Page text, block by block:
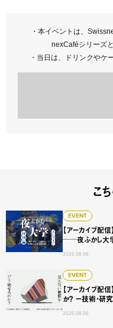
・本イベントは、
nexCaféシリーズ
・当日は、ドリンクやケ
こ
EVENT
【アーカイブ配
──夜ふかし大
2026.08.06
【アーカイブ配信】"誰
EVENT
【アーカイブ配
か？ ー技術・研
2026.08.06
【アーカイブ配信】ひ